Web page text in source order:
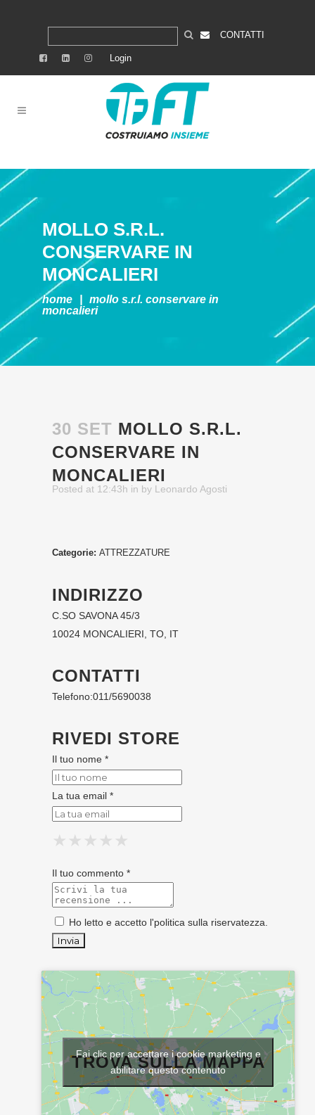
CONTATTI
Login
MOLLO S.R.L.
CONSERVARE IN
MONCALIERI
home mollo s.r.l. conservare in
moncalieri
30 SET MOLLO S.R.L.
CONSERVARE IN
MONCALIERI
Posted at 12:43h in by Leonardo Agosti
Categorie: ATTREZZATURE
INDIRIZZO
C.SO SAVONA 45/3
10024 MONCALIERI, TO, IT
CONTATTI
Telefono:011/5690038
RIVEDI STORE
Il tuo nome *
La tua email *
★
★ ★
★ ★ ★
★ ★ ★ ★
★ ★ ★ ★ ★
Il tuo commento *
Ho letto e accetto l'politica sulla riservatezza
TROVA SULLA MAPPA
Fai clic per accettare i cookie marketing e
abilitare questo contenuto